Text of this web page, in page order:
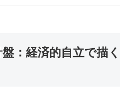
：経済的自立で描